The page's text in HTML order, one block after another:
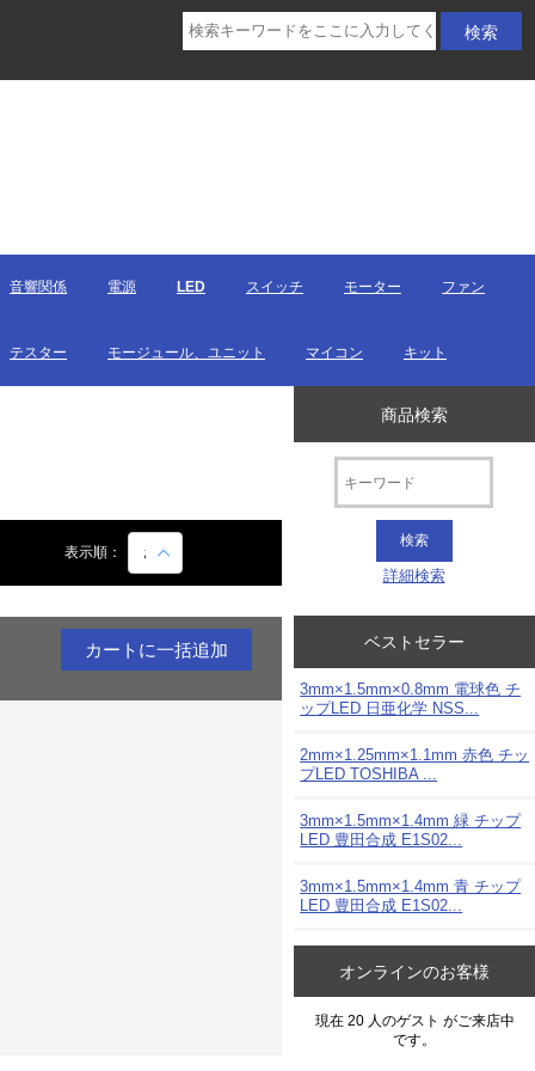
音響関係 電源 LED スイッチ モーター ファン
テスター モージュール、ユニット マイコン キット
表示順：
商品検索
詳細検索
ベストセラー
3mm×1.5mm×0.8mm 電球色 チ
ップLED 日亜化学 NSS...
2mm×1.25mm×1.1mm 赤色 チッ
プLED TOSHIBA ...
3mm×1.5mm×1.4mm 緑 チップ
LED 豊田合成 E1S02...
3mm×1.5mm×1.4mm 青 チップ
LED 豊田合成 E1S02...
オンラインのお客様
現在 20 人のゲスト がご来店中
です。